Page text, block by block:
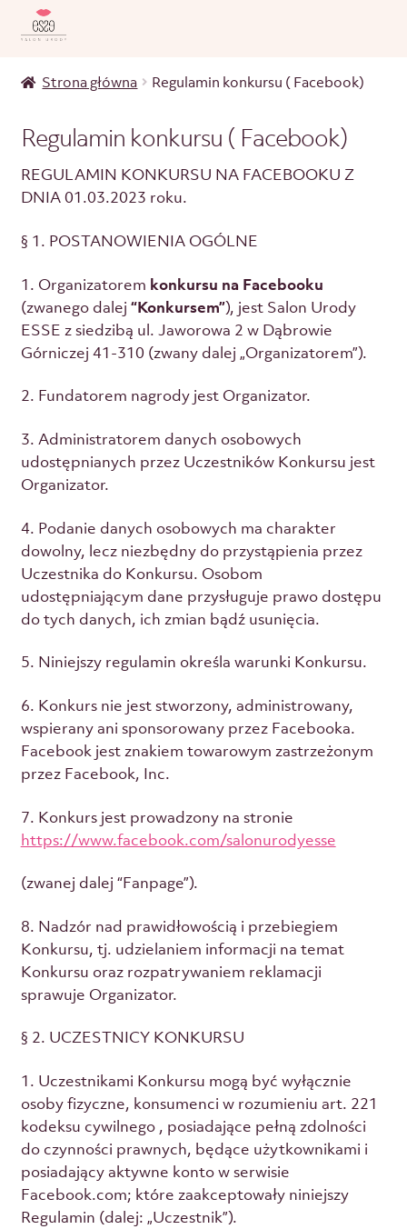
Strona główna Regulamin konkursu ( Facebook)
Regulamin konkursu ( Facebook)
REGULAMIN KONKURSU NA FACEBOOKU Z
DNIA 01.03.2023 roku.
§ 1. POSTANOWIENIA OGÓLNE
1. Organizatorem konkursu na Facebooku
(zwanego dalej “Konkursem”), jest Salon Urody
ESSE z siedzibą ul. Jaworowa 2 w Dąbrowie
Górniczej 41-310 (zwany dalej „Organizatorem”).
2. Fundatorem nagrody jest Organizator.
3. Administratorem danych osobowych
udostępnianych przez Uczestników Konkursu jest
Organizator.
4. Podanie danych osobowych ma charakter
dowolny, lecz niezbędny do przystąpienia przez
Uczestnika do Konkursu. Osobom
udostępniającym dane przysługuje prawo dostępu
do tych danych, ich zmian bądź usunięcia.
5. Niniejszy regulamin określa warunki Konkursu.
6. Konkurs nie jest stworzony, administrowany,
wspierany ani sponsorowany przez Facebooka.
Facebook jest znakiem towarowym zastrzeżonym
przez Facebook, Inc.
7. Konkurs jest prowadzony na stronie
https://www.facebook.com/salonurodyesse
(zwanej dalej “Fanpage”).
8. Nadzór nad prawidłowością i przebiegiem
Konkursu, tj. udzielaniem informacji na temat
Konkursu oraz rozpatrywaniem reklamacji
sprawuje Organizator.
§ 2. UCZESTNICY KONKURSU
1. Uczestnikami Konkursu mogą być wyłącznie
osoby fizyczne, konsumenci w rozumieniu art. 221
kodeksu cywilnego , posiadające pełną zdolności
do czynności prawnych, będące użytkownikami i
posiadający aktywne konto w serwisie
Facebook.com; które zaakceptowały niniejszy
Regulamin (dalej: „Uczestnik”).